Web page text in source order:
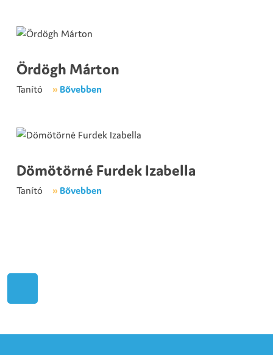
Ördögh Márton
Tanító » Bővebben
Dömötörné Furdek Izabella
Tanító » Bővebben